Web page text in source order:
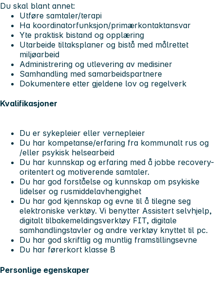
Du skal blant annet:
Utføre samtaler/terapi
Ha koordinatorfunksjon/primærkontaktansvar
Yte praktisk bistand og opplæring
Utarbeide tiltaksplaner og bistå med målrettet
miljøarbeid
Administrering og utlevering av medisiner
Samhandling med samarbeidspartnere
Dokumentere etter gjeldene lov og regelverk
Kvalifikasjoner
Du er sykepleier eller vernepleier
Du har kompetanse/erfaring fra kommunalt rus og
/eller psykisk helsearbeid
Du har kunnskap og erfaring med å jobbe recovery-
oritentert og motiverende samtaler.
Du har god forståelse og kunnskap om psykiske
lidelser og rusmiddelavhengighet
Du har god kjennskap og evne til å tilegne seg
elektroniske verktøy. Vi benytter Assistert selvhjelp,
digitalt tilbakemeldingsverktøy FIT, digitale
samhandlingstavler og andre verktøy knyttet til pc.
Du har god skriftlig og muntlig framstillingsevne
Du har førerkort klasse B
Personlige egenskaper